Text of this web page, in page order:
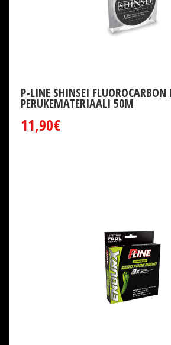
P-LINE SHINSEI FLUOROCARBON
PERUKEMATERIAALI 50M
11,90€